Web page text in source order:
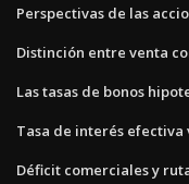
Perspectivas de las
Distinción entre venta
Las tasas de bonos
Tasa de interés efectiva
Déficit comerciales y